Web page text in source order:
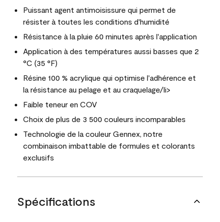
Puissant agent antimoisissure qui permet de
résister à toutes les conditions d'humidité
Résistance à la pluie 60 minutes après l'application
Application à des températures aussi basses que 2
°C (35 °F)
Résine 100 % acrylique qui optimise l'adhérence et
la résistance au pelage et au craquelage/li>
Faible teneur en COV
Choix de plus de 3 500 couleurs incomparables
Technologie de la couleur Gennex, notre
combinaison imbattable de formules et colorants
exclusifs
Spécifications